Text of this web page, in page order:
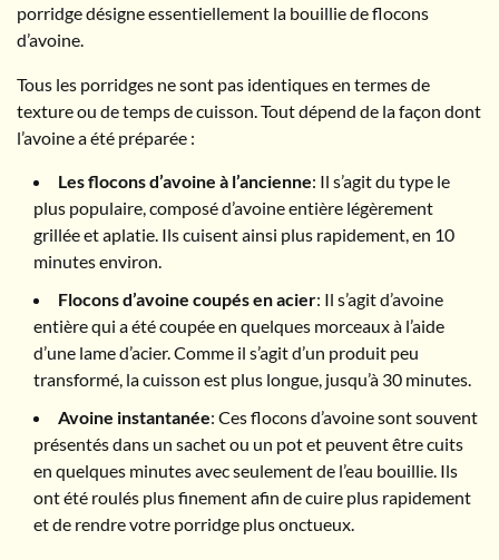
porridge désigne essentiellement la bouillie de flocons
d’avoine.
Tous les porridges ne sont pas identiques en termes de
texture ou de temps de cuisson. Tout dépend de la façon dont
l’avoine a été préparée :
Les flocons d’avoine à l’ancienne: Il s’agit du type le
plus populaire, composé d’avoine entière légèrement
grillée et aplatie. Ils cuisent ainsi plus rapidement, en 10
minutes environ.
Flocons d’avoine coupés en acier: Il s’agit d’avoine
entière qui a été coupée en quelques morceaux à l’aide
d’une lame d’acier. Comme il s’agit d’un produit peu
transformé, la cuisson est plus longue, jusqu’à 30 minutes.
Avoine instantanée: Ces flocons d’avoine sont souvent
présentés dans un sachet ou un pot et peuvent être cuits
en quelques minutes avec seulement de l’eau bouillie. Ils
ont été roulés plus finement afin de cuire plus rapidement
et de rendre votre porridge plus onctueux.